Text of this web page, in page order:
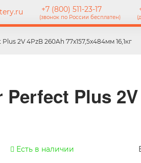
+7 (800) 511-23-17
(звонок по России бесплатен)
2V 4PzB 260Ah 77x157,5x484мм 16,1кг
Plus
Есть в наличии